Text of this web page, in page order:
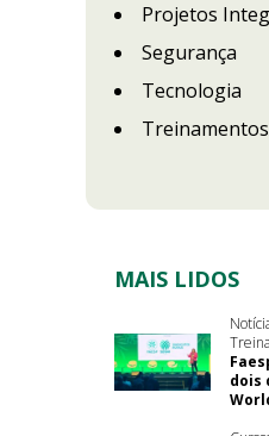
Projetos
Segurança
Tecnologia
MAIS LIDOS
dois